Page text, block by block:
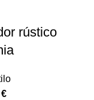
rústico
€